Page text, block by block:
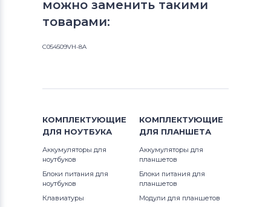
можно заменить такими
товарами:
С054509VH-8A
КОМПЛЕКТУЮЩИЕ
ДЛЯ НОУТБУКА
Аккумуляторы для
ноутбуков
Блоки питания для
ноутбуков
Клавиатуры
КОМПЛЕКТУЮЩИЕ
ДЛЯ ПЛАНШЕТА
Аккумуляторы для
планшетов
Блоки питания для
планшетов
Модули для планшетов